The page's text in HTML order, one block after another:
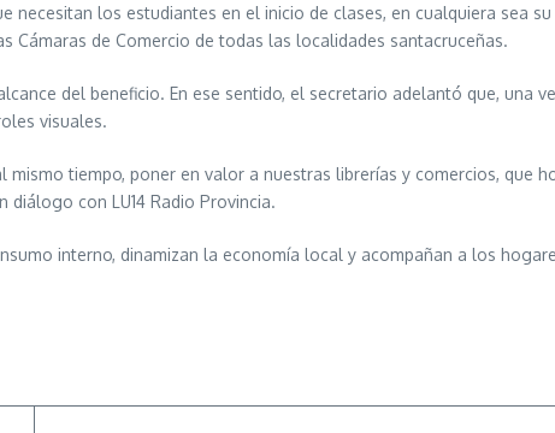
los estudiantes en el inicio de clases, en cualquiera sea
de Comercio de todas las localidades santacruceñas.
del beneficio. En ese sentido, el secretario adelantó que, una
visuales.
tiempo, poner en valor a nuestras librerías y comercios, que
con LU14 Radio Provincia.
interno, dinamizan la economía local y acompañan a los